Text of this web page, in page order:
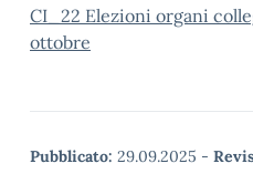
CI_22 Elezioni organi
ottobre
Pubblicato: 29.09.2025 -